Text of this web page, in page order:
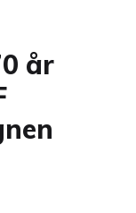
år